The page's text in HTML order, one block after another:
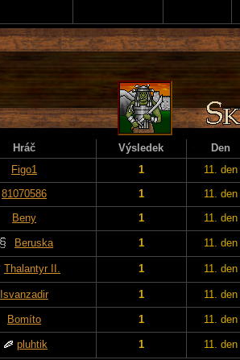
Hráč Výsledek
Den
Figo1 1
11. den
81070586 1
11. den
Beny 1 11. den
Beruska 1 11. den
Thalantyr II. 1 11. den
Isvanzadir 1 11. den
Bomíto 1 11. den
pluhtik 1 11. den